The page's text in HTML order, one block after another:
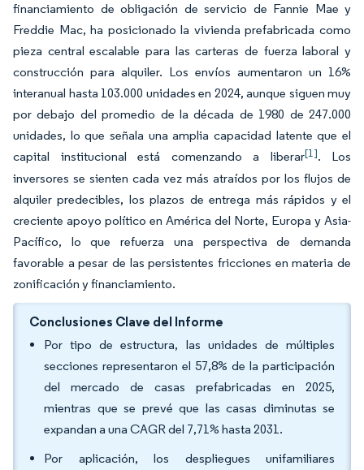
financiamiento de obligación de servicio de Fannie Mae y
Freddie Mac, ha posicionado la vivienda prefabricada como
pieza central escalable para las carteras de fuerza laboral y
construcción para alquiler. Los envíos aumentaron un 16%
interanual hasta 103.000 unidades en 2024, aunque siguen muy
por debajo del promedio de la década de 1980 de 247.000
unidades, lo que señala una amplia capacidad latente que el
capital institucional está comenzando a liberar[1]. Los
inversores se sienten cada vez más atraídos por los flujos de
alquiler predecibles, los plazos de entrega más rápidos y el
creciente apoyo político en América del Norte, Europa y Asia-
Pacífico, lo que refuerza una perspectiva de demanda
favorable a pesar de las persistentes fricciones en materia de
zonificación y financiamiento.
Conclusiones Clave del Informe
Por tipo de estructura, las unidades de múltiples
secciones representaron el 57,8% de la participación
del mercado de casas prefabricadas en 2025,
mientras que se prevé que las casas diminutas se
expandan a una CAGR del 7,71% hasta 2031.
Por aplicación, los despliegues unifamiliares